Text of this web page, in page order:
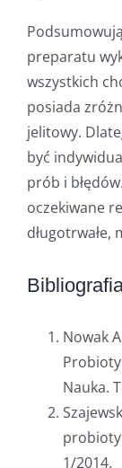
preparatu
wszystkich
posiada
jelitowy.
być
prób i
oczekiwane
długotrwałe,
Nowak
Nauka.
1/2014.